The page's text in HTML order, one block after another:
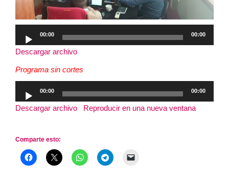
Reproductor
de
audio
00:00 00:00
Descargar archivo
Programa sin cortes
Reproductor
de
audio
00:00 00:00
Descargar archivo Reproducir en una nueva ventana
Comparte esto: